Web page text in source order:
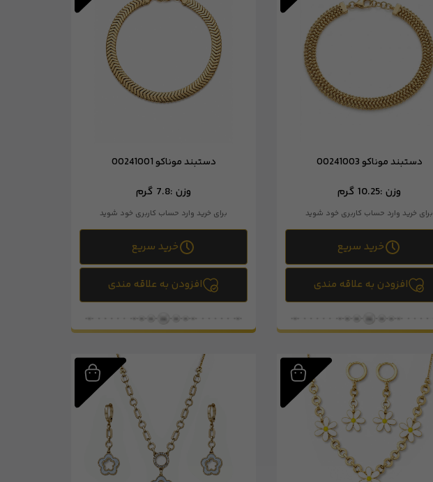
دستبند موناکو 00241003
وزن :10.25 گرم
برای خرید وارد حساب کاربری خود شوید
خرید سریع
افزودن به علاقه مندی
دستبند موناکو 00241001
وزن :7.8 گرم
برای خرید وارد حساب کاربری خود شوید
خرید سریع
افزودن به علاقه مندی